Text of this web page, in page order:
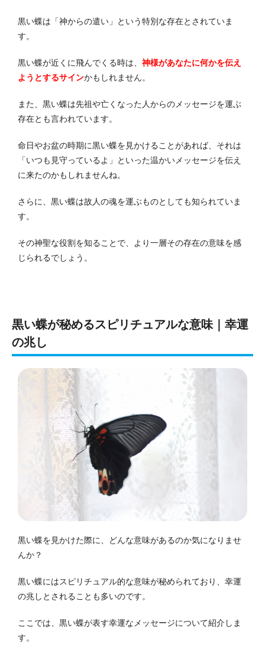
黒い蝶は「神からの遣い」という特別な存在とされていま
す。
黒い蝶が近くに飛んでくる時は、 神様があなたに何かを伝え
ようとするサインかもしれません。
また、黒い蝶は先祖や亡くなった人からのメッセージを運ぶ
存在とも言われています。
命日やお盆の時期に黒い蝶を見かけることがあれば、それは
「いつも見守っているよ」といった温かいメッセージを伝え
に来たのかもしれませんね。
さらに、黒い蝶は故人の魂を運ぶものとしても知られていま
す。
その神聖な役割を知ることで、より一層その存在の意味を感
じられるでしょう。
黒い蝶が秘めるスピリチュアルな意味｜幸運
の兆し
黒い蝶を見かけた際に、どんな意味があるのか気になりませ
んか？
黒い蝶にはスピリチュアル的な意味が秘められており、幸運
の兆しとされることも多いのです。
ここでは、黒い蝶が表す幸運なメッセージについて紹介しま
す。